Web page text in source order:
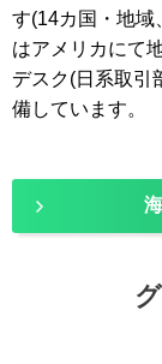
す(14カ国・地域
はアメリカにて
デスク(日系取引
備しています。